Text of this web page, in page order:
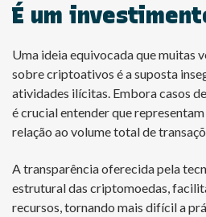
É um
Uma ideia equivocada que muitas
sobre criptoativos é a suposta
atividades ilícitas. Embora casos
é crucial entender que
relação ao volume total de
A transparência oferecida pela
estrutural das criptomoedas,
recursos, tornando mais difícil a